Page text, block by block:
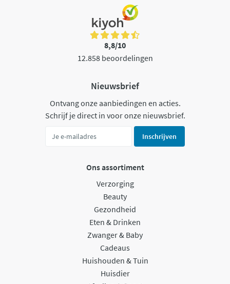
8,8/10
12.858 beoordelingen
Nieuwsbrief
Ontvang onze aanbiedingen en acties.
Schrijf je direct in voor onze nieuwsbrief.
Inschrijven
Ons assortiment
Verzorging
Beauty
Gezondheid
Eten & Drinken
Zwanger & Baby
Cadeaus
Huishouden & Tuin
Huisdier